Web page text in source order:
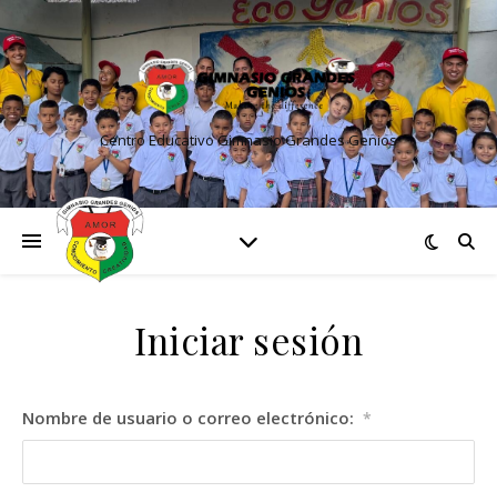
Centro Educativo Gimnasio Grandes Genios
Iniciar sesión
Nombre de usuario o correo electrónico: *